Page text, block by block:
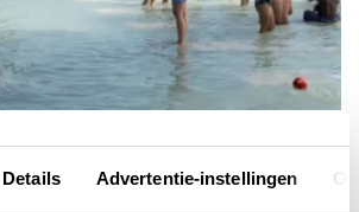
Details Advertentie-instellingen
in de zomer